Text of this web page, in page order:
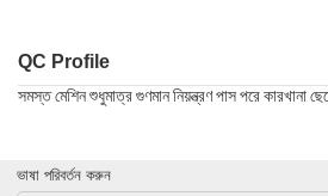
QC Profile
সমস্ত মেশিন শুধুমাত্র গুণমান নিয়ন্ত্রণ পাস পরে কারখানা
ভাষা পরিবর্তন করুন